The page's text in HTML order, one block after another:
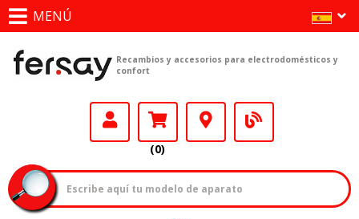
MENÚ
Recambios y accesorios para electrodomésticos y
confort
(0)